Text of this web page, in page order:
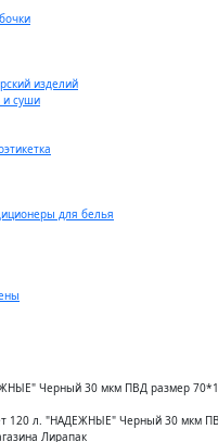
изделий
и суши
для белья
Черный 30 мкм ПВД размер